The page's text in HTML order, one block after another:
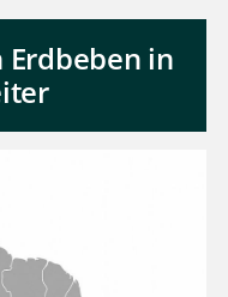
Erdbeben in